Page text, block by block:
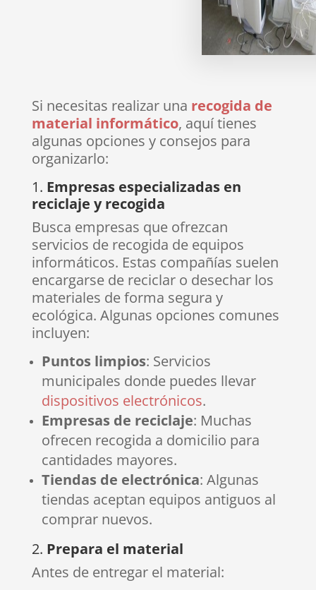
Si necesitas realizar una recogida de
material informático, aquí tienes
algunas opciones y consejos para
organizarlo:
1. Empresas especializadas en
reciclaje y recogida
Busca empresas que ofrezcan
servicios de recogida de equipos
informáticos. Estas compañías suelen
encargarse de reciclar o desechar los
materiales de forma segura y
ecológica. Algunas opciones comunes
incluyen:
Puntos limpios: Servicios
municipales donde puedes llevar
dispositivos electrónicos.
Empresas de reciclaje: Muchas
ofrecen recogida a domicilio para
cantidades mayores.
Tiendas de electrónica: Algunas
tiendas aceptan equipos antiguos al
comprar nuevos.
2. Prepara el material
Antes de entregar el material: